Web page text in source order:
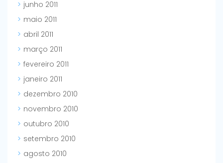
junho 2011
maio 2011
abril 2011
março 2011
fevereiro 2011
janeiro 2011
dezembro 2010
novembro 2010
outubro 2010
setembro 2010
agosto 2010